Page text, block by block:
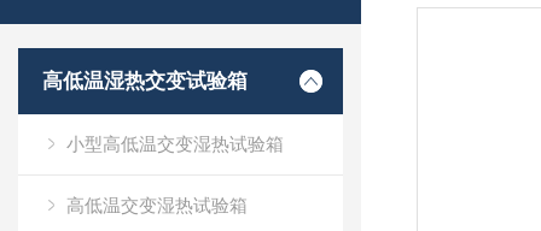
高低温湿热交变试验箱
小型高低温交变湿热试验箱
高低温交变湿热试验箱